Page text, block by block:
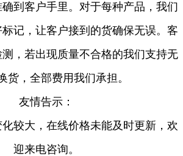
到客户手里。对于每种产品，我们
记，让客户接到的货确保无误。客
，若出现质量不合格的我们支持无
货，全部费用我们承担。
友情告示：
较大，在线价格未能及时更新，欢
迎来电咨询。